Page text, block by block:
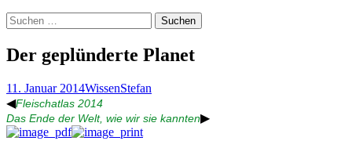
Suchen
nach:
Der geplünderte Planet
11. Januar 2014WissenStefan
◀Fleischatlas 2014
Das Ende der Welt, wie wir sie kannten▶